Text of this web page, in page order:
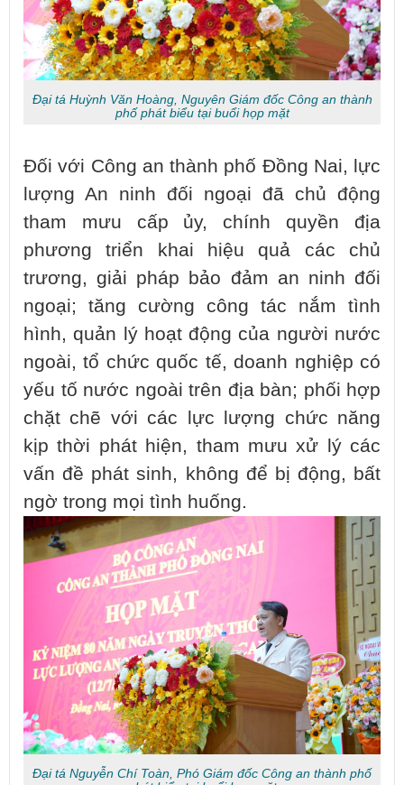
Đại tá Huỳnh Văn Hoàng, Nguyên Giám đốc Công an thành
phố phát biểu tại buổi họp mặt
Đối với Công an thành phố Đồng Nai, lực
lượng An ninh đối ngoại đã chủ động
tham mưu cấp ủy, chính quyền địa
phương triển khai hiệu quả các chủ
trương, giải pháp bảo đảm an ninh đối
ngoại; tăng cường công tác nắm tình
hình, quản lý hoạt động của người nước
ngoài, tổ chức quốc tế, doanh nghiệp có
yếu tố nước ngoài trên địa bàn; phối hợp
chặt chẽ với các lực lượng chức năng
kịp thời phát hiện, tham mưu xử lý các
vấn đề phát sinh, không để bị động, bất
ngờ trong mọi tình huống.
Đại tá Nguyễn Chí Toàn, Phó Giám đốc Công an thành phố